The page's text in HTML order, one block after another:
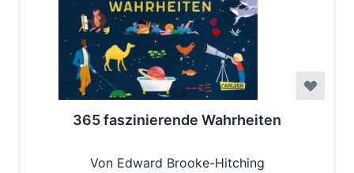
365 faszinierende Wahrheiten
Von Edward Brooke-Hitching